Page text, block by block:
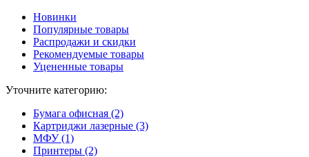
Новинки
Популярные товары
Распродажи и скидки
Рекомендуемые товары
Уцененные товары
Уточните категорию:
Бумага офисная (2)
Картриджи лазерные (3)
МФУ (1)
Принтеры (2)